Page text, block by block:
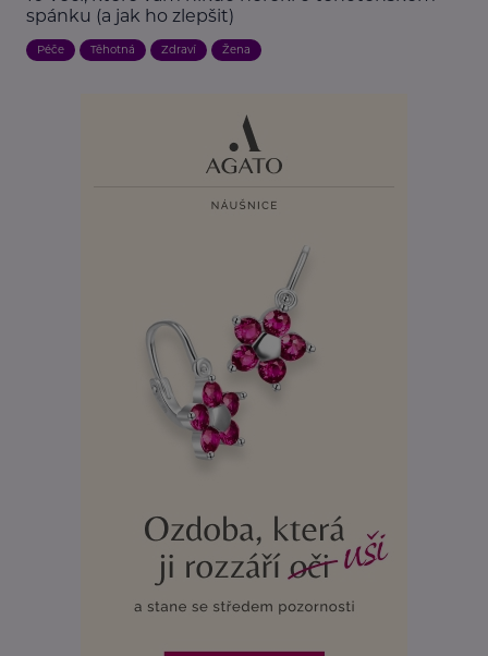
spánku (a jak ho zlepšit)
Péče Těhotná Zdraví Žena